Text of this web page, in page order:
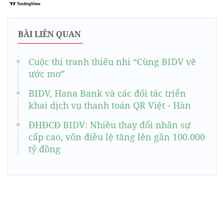
BÀI LIÊN QUAN
Cuộc thi tranh thiếu nhi “Cùng BIDV vẽ
ước mơ”
BIDV, Hana Bank và các đối tác triển
khai dịch vụ thanh toán QR Việt - Hàn
ĐHĐCĐ BIDV: Nhiều thay đổi nhân sự
cấp cao, vốn điều lệ tăng lên gần 100.000
tỷ đồng